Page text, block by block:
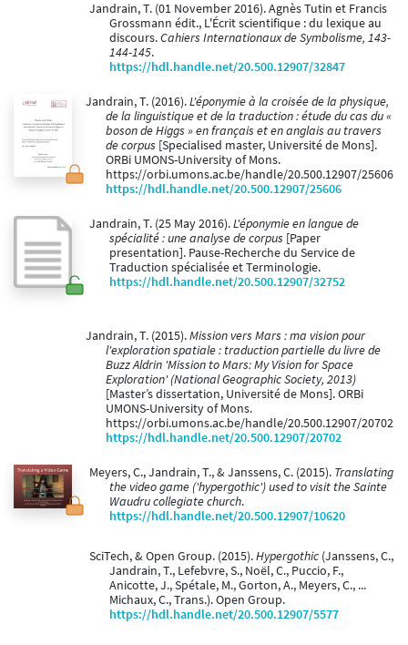
Jandrain, T. (01 November 2016). Agnès Tutin et Francis
Grossmann édit., L'Écrit scientifique : du lexique au
discours.Cahiers Internationaux de Symbolisme, 143-
144-145.
https://hdl.handle.net/20.500.12907/32847
Jandrain, T. (2016).L'éponymie à la croisée de la physique,
de la linguistique et de la traduction : étude du cas du «
boson de Higgs » en français et en anglais au travers
de corpus [Specialised master, Université de Mons].
ORBi UMONS-University of Mons.
https://orbi.umons.ac.be/handle/20.500.12907/25606
https://hdl.handle.net/20.500.12907/25606
Jandrain, T. (25 May 2016).L'éponymie en langue de
spécialité : une analyse de corpus [Paper
presentation]. Pause-Recherche du Service de
Traduction spécialisée et Terminologie.
https://hdl.handle.net/20.500.12907/32752
Jandrain, T. (2015).Mission vers Mars : ma vision pour
l'exploration spatiale : traduction partielle du livre de
Buzz Aldrin 'Mission to Mars: My Vision for Space
Exploration' (National Geographic Society, 2013)
[Master’s dissertation, Université de Mons]. ORBi
UMONS-University of Mons.
https://orbi.umons.ac.be/handle/20.500.12907/20702
https://hdl.handle.net/20.500.12907/20702
Meyers, C., Jandrain, T., & Janssens, C. (2015). Translating
the video game ('hypergothic') used to visit the Sainte
Waudru collegiate church.
https://hdl.handle.net/20.500.12907/10620
SciTech, & Open Group. (2015).Hypergothic(Janssens, C.,
Jandrain, T., Lefebvre, S., Noël, C., Puccio, F.,
Anicotte, J., Spétale, M., Gorton, A., Meyers, C., ...
Michaux, C., Trans.). Open Group.
https://hdl.handle.net/20.500.12907/5577